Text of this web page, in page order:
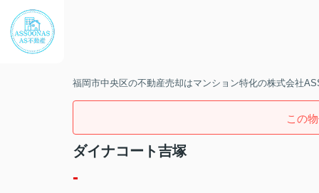
福岡市中央区の不動産売却はマンション特化の株式会社
この
ダイナコート吉塚
-